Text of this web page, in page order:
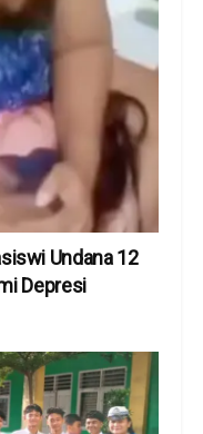
Undana 12
Depresi